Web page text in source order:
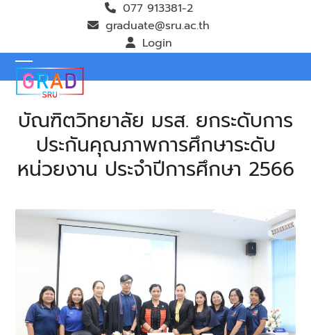
077 913381-2
graduate@sru.ac.th
Login
Open
mobile
menu
Close
mobile
menu
บัณฑิตวิทยาลัย มรส. ยกระดับการ
ประกันคุณภาพการศึกษาระดับ
หน่วยงาน ประจำปีการศึกษา 2566